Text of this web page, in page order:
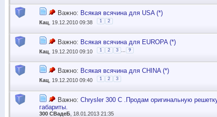
Важно: Всякая всячина для USA (*)
Кац , 19.12.2010 09:38 1 2
Важно: Всякая всячина для EUROPA (*)
Кац , 19.12.2010 09:10 1 2 3 9
Важно: Всякая всячина для CHINA (*)
Кац , 19.12.2010 09:40 1 2 3
Важно: Chrysler 300 C .Продам оригинальную
габариты.
300 СВадеБ , 18.01.2013 21:35